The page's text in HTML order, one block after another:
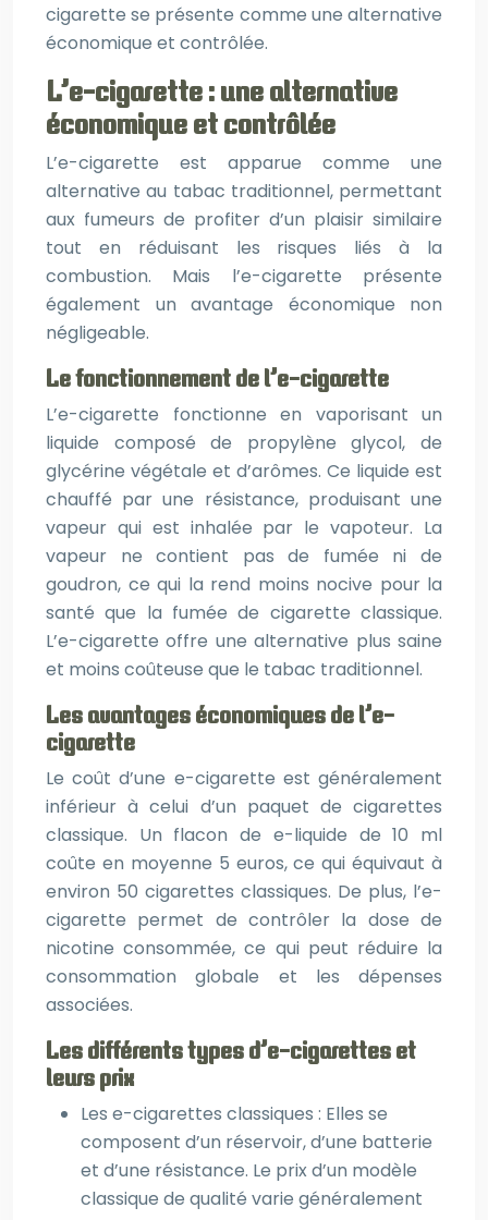
cigarette se présente comme une alternative
économique et contrôlée.
L’e-cigarette : une alternative
économique et contrôlée
L’e-cigarette est apparue comme une
alternative au tabac traditionnel, permettant
aux fumeurs de profiter d’un plaisir similaire
tout en réduisant les risques liés à la
combustion. Mais l’e-cigarette présente
également un avantage économique non
négligeable.
Le fonctionnement de l’e-cigarette
L’e-cigarette fonctionne en vaporisant un
liquide composé de propylène glycol, de
glycérine végétale et d’arômes. Ce liquide est
chauffé par une résistance, produisant une
vapeur qui est inhalée par le vapoteur. La
vapeur ne contient pas de fumée ni de
goudron, ce qui la rend moins nocive pour la
santé que la fumée de cigarette classique.
L’e-cigarette offre une alternative plus saine
et moins coûteuse que le tabac traditionnel.
Les avantages économiques de l’e-
cigarette
Le coût d’une e-cigarette est généralement
inférieur à celui d’un paquet de cigarettes
classique. Un flacon de e-liquide de 10 ml
coûte en moyenne 5 euros, ce qui équivaut à
environ 50 cigarettes classiques. De plus, l’e-
cigarette permet de contrôler la dose de
nicotine consommée, ce qui peut réduire la
consommation globale et les dépenses
associées.
Les différents types d’e-cigarettes et
leurs prix
Les e-cigarettes classiques : Elles se
composent d’un réservoir, d’une batterie
et d’une résistance. Le prix d’un modèle
classique de qualité varie généralement